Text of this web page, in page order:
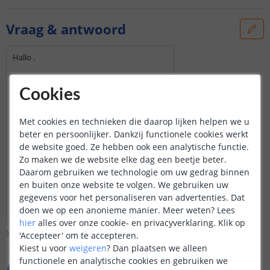
Vraag & antwoord
Hallo .
klik aan klik uit .
Zo niet hebben jullie wel lampen die dit wel
Groeten john Leenhouts
Door John op zaterdag 22 januari 2022
We hebben een soortgelijke lamp die
op Zigbee werkt, die is compatibel met
de ICS-2000 van Klik aan Klik uit. Dat is
deze lamp:
https://www.wifilampkoning.be/...
Disclaimer: mogelijk werken niet alle
uitgebreide functies die de Hue-app
biedt met dit product. Basisfuncties
Bekijkhele antwoord
Door Carola op zaterdag 22 januari 2022
Bekijk alle Vraag & antwoord
Cookies
Met cookies en technieken die daarop lijken helpen we u
beter en persoonlijker. Dankzij functionele cookies werkt
de website goed. Ze hebben ook een analytische functie.
Zo maken we de website elke dag een beetje beter.
Daarom gebruiken we technologie om uw gedrag binnen
en buiten onze website te volgen. We gebruiken uw
gegevens voor het personaliseren van advertenties. Dat
doen we op een anonieme manier. Meer weten? Lees
hier alles over onze cookie- en privacyverklaring. Klik op
'Accepteer' om te accepteren.
Kiest u voor weigeren? Dan plaatsen we alleen
functionele en analytische cookies en gebruiken we